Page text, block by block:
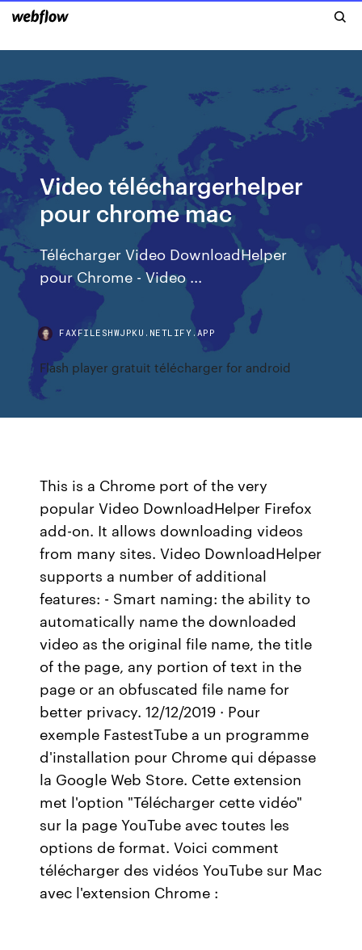
Video téléchargerhelper
pour chrome mac
Télécharger Video DownloadHelper
pour Chrome - Video ...
FAXFILESHWJPKU.NETLIFY.APP
Flash player gratuit télécharger for android
This is a Chrome port of the very
popular Video DownloadHelper Firefox
add-on. It allows downloading videos
from many sites. Video DownloadHelper
supports a number of additional
features: - Smart naming: the ability to
automatically name the downloaded
video as the original file name, the title
of the page, any portion of text in the
page or an obfuscated file name for
better privacy. 12/12/2019 · Pour
exemple FastestTube a un programme
d'installation pour Chrome qui dépasse
la Google Web Store. Cette extension
met l'option "Télécharger cette vidéo"
sur la page YouTube avec toutes les
options de format. Voici comment
télécharger des vidéos YouTube sur Mac
avec l'extension Chrome :